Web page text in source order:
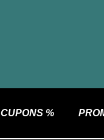
CUPONS %